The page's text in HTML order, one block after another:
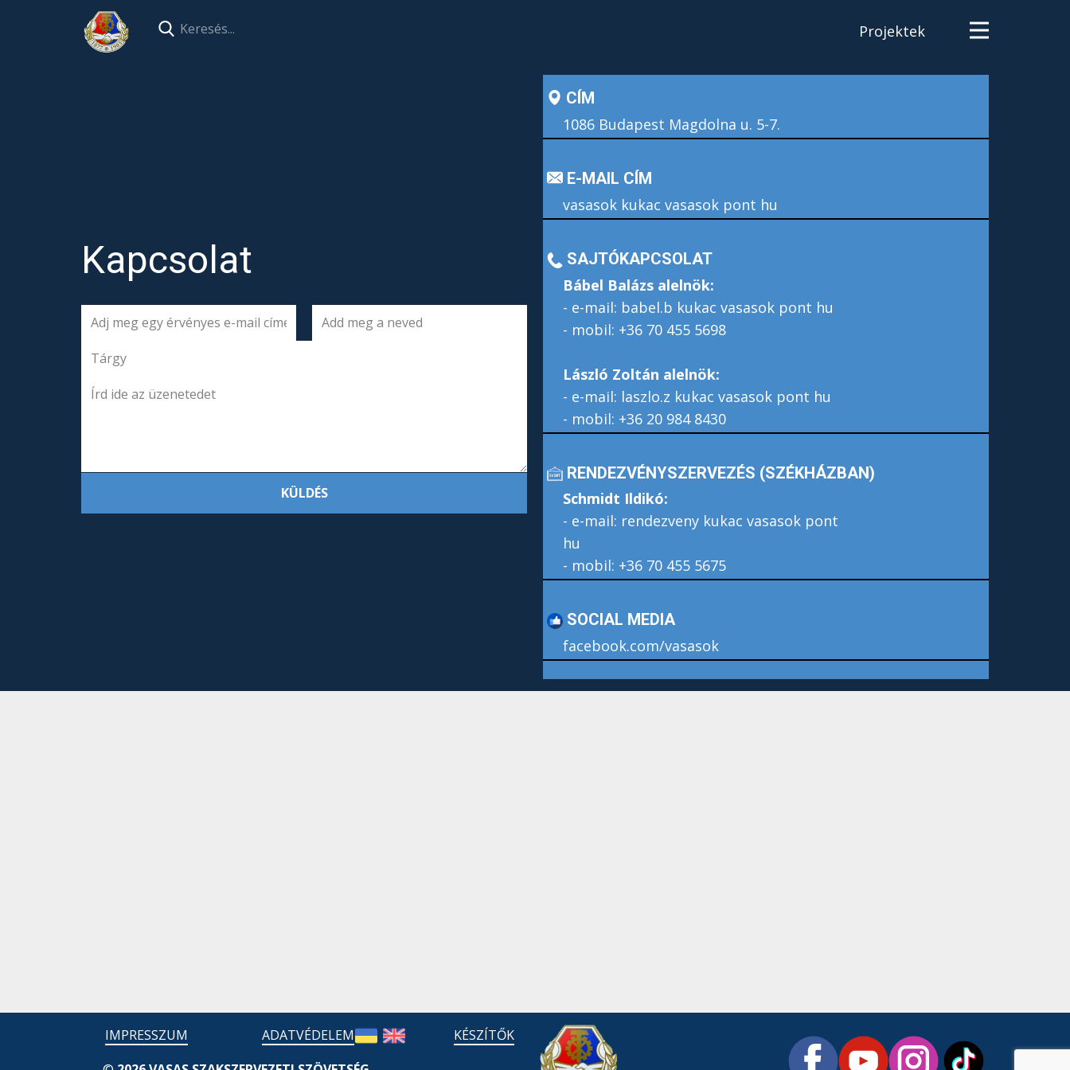
Projektek
Kapcsolat
KÜLDÉS
CÍM
1086 Budapest Magdolna u. 5-7.
E-MAIL CÍM
vasasok kukac vasasok pont hu
SAJTÓKAPCSOLAT
Bábel Balázs alelnök:
- e-mail: babel.b kukac vasasok pont hu
- mobil: +36 70 455 5698
László Zoltán alelnök:
- e-mail: laszlo.z kukac vasasok pont hu
- mobil: ​+36 20 984 8430
RENDEZVÉNYSZERVEZÉS (SZÉKHÁZBAN)
Schmidt Ildikó:
- e-mail: rendezveny kukac vasasok pont
hu
- mobil: +36 70 455 5675
SOCIAL MEDIA
facebook.com/vasasok
IMPRESSZUM ADATVÉDELEM
KÉSZÍTŐK